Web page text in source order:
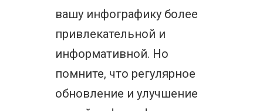
вашу инфографику более
привлекательной и
информативной. Но
помните, что регулярное
обновление и улучшение